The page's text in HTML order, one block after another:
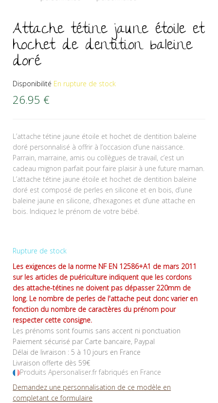
Attache tétine jaune étoile et
hochet de dentition baleine
doré
Disponibilité En rupture de stock
26.95 €
L’attache tétine jaune étoile et hochet de dentition baleine
doré personnalisé à offrir à l’occasion d’une naissance.
Parrain, marraine, amis ou collègues de travail, c’est un
cadeau mignon parfait pour faire plaisir à une future maman.
L’attache tétine jaune étoile et hochet de dentition baleine
doré est composé de perles en silicone et en bois, d’une
baleine jaune en silicone, d’hexagones et d’une attache en
bois. Indiquez le prénom de votre bébé.
Rupture de stock
Les exigences de la norme NF EN 12586+A1 de mars 2011
sur les articles de puériculture indiquent que les cordons
des attache-tétines ne doivent pas dépasser 220mm de
long. Le nombre de perles de l'attache peut donc varier en
fonction du nombre de caractères du prénom pour
respecter cette consigne.
Les prénoms sont fournis sans accent ni ponctuation
Paiement sécurisé par Carte bancaire, Paypal
Délai de livraison : 5 à 10 jours en France
Livraison offerte dès 59€
Produits Apersonaliser.fr fabriqués en France
Demandez une personnalisation de ce modèle en
completant ce formulaire